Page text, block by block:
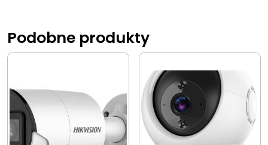
Podobne produkty